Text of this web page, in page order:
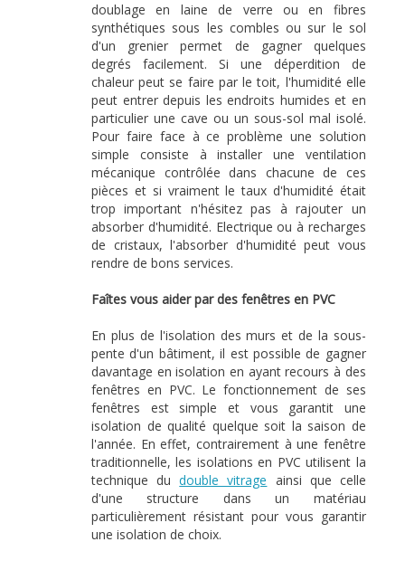
doublage en laine de verre ou en fibres
synthétiques sous les combles ou sur le sol
d'un grenier permet de gagner quelques
degrés facilement. Si une déperdition de
chaleur peut se faire par le toit, l'humidité elle
peut entrer depuis les endroits humides et en
particulier une cave ou un sous-sol mal isolé.
Pour faire face à ce problème une solution
simple consiste à installer une ventilation
mécanique contrôlée dans chacune de ces
pièces et si vraiment le taux d'humidité était
trop important n'hésitez pas à rajouter un
absorber d'humidité. Electrique ou à recharges
de cristaux, l'absorber d'humidité peut vous
rendre de bons services.
Faîtes vous aider par des fenêtres en PVC
En plus de l'isolation des murs et de la sous-
pente d'un bâtiment, il est possible de gagner
davantage en isolation en ayant recours à des
fenêtres en PVC. Le fonctionnement de ses
fenêtres est simple et vous garantit une
isolation de qualité quelque soit la saison de
l'année. En effet, contrairement à une fenêtre
traditionnelle, les isolations en PVC utilisent la
technique dudouble vitrage ainsi que celle
d'une structure dans un matériau
particulièrement résistant pour vous garantir
une isolation de choix.